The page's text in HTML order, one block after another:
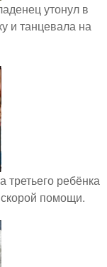
утонул в
и танцевала на
ребёнка
помощи.